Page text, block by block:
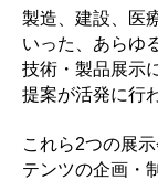
製造、建設、医
いった、あらゆ
技術・製品展示
提案が活発に行
これら2つの展
テンツの企画・